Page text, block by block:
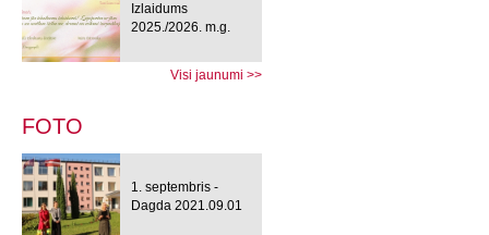
Izlaidums
2025./2026. m.g.
Visi jaunumi >>
FOTO
1. septembris -
Dagda 2021.09.01